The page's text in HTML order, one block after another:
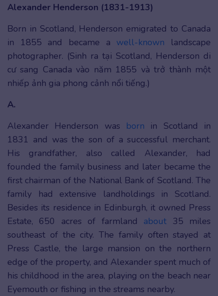
Alexander Henderson (1831-1913)
Born in Scotland, Henderson emigrated to Canada
in 1855 and became a well-known landscape
photographer. (Sinh ra tại Scotland, Henderson di
cư sang Canada vào năm 1855 và trở thành một
nhiếp ảnh gia phong cảnh nổi tiếng.)
A.
Alexander Henderson was born in Scotland in
1831 and was the son of a successful merchant.
His grandfather, also called Alexander, had
founded the family business and later became the
first chairman of the National Bank of Scotland. The
family had extensive landholdings in Scotland.
Besides its residence in Edinburgh, it owned Press
Estate, 650 acres of farmland about 35 miles
southeast of the city. The family often stayed at
Press Castle, the large mansion on the northern
edge of the property, and Alexander spent much of
his childhood in the area, playing on the beach near
Eyemouth or fishing in the streams nearby.